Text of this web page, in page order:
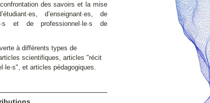
des savoirs et la mise
d’enseignant·es, de
et de professionnel·le·s de
à différents types de
scientifiques, articles "récit
et articles pédagogiques.